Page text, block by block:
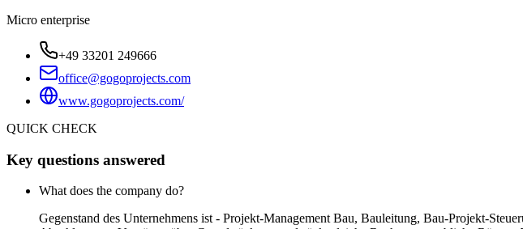
Micro enterprise
+49 33201 249666
office@gogoprojects.com
www.gogoprojects.com/
QUICK CHECK
Key questions answered
What does the company do?
Gegenstand des Unternehmens ist - Projekt-Management Bau, Bauleitung, Bau-Projekt-